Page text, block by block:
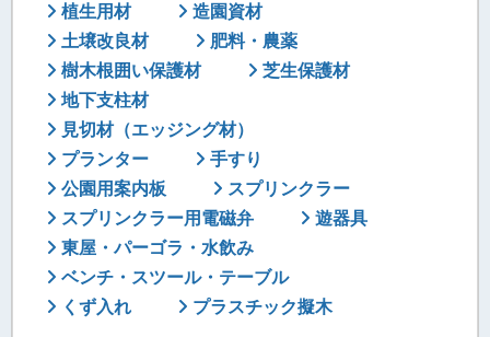
植生用材
造園資材
土壌改良材
肥料・農薬
樹木根囲い保護材
芝生保護材
地下支柱材
見切材（エッジング材）
プランター
手すり
公園用案内板
スプリンクラー
スプリンクラー用電磁弁
遊器具
東屋・パーゴラ・水飲み
ベンチ・スツール・テーブル
くず入れ
プラスチック擬木